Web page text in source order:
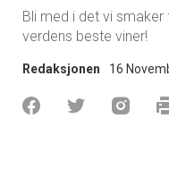
Bli med i det vi
verdens beste viner!
Redaksjonen 16